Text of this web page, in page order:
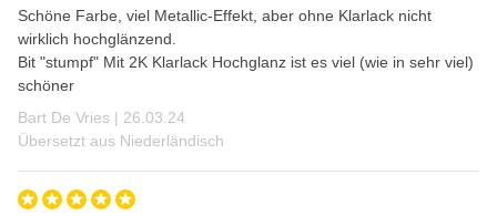
Gute Haftung auf vielen Untergründen
Hohe Deckkraft
Verschleißfest
Langlebig
Schöne Farbe, viel Metallic-Effekt, aber ohne Klarlack nicht
wirklich hochglänzend.
Bit "stumpf" Mit 2K Klarlack Hochglanz ist es viel (wie in sehr viel)
schöner
Bart De Vries | 26. März 2024
26.03.24
Übersetzt aus Niederländisch